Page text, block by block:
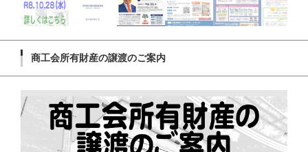
商工会所有財産の譲渡のご案内